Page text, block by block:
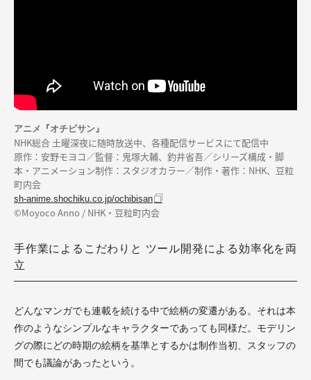
アニメ『オチビサン』
NHK総合 土曜深夜に随時放送中、各種配信サービスにて配信中
原作：安野モヨコ／監督：鬼塚大輔、釣井省吾／シリーズ構成・脚
本・アニメーション制作：スタジオカラー／制作・著作：NHK、豆粒
町内会
sh-anime.shochiku.co.jp/ochibisan
©Moyoco Anno / NHK・豆粒町内会
手作業によるこだわりと ツール開発による効率化を両
立
どんなマンガでも連載を続ける中で絵柄の変遷がある。それは本
作のようなシンプルなキャラクターであっても同様だ。モデリン
グの際にどの時期の絵柄を基準とするかは制作当初、スタッフの
間でも議論があったという。